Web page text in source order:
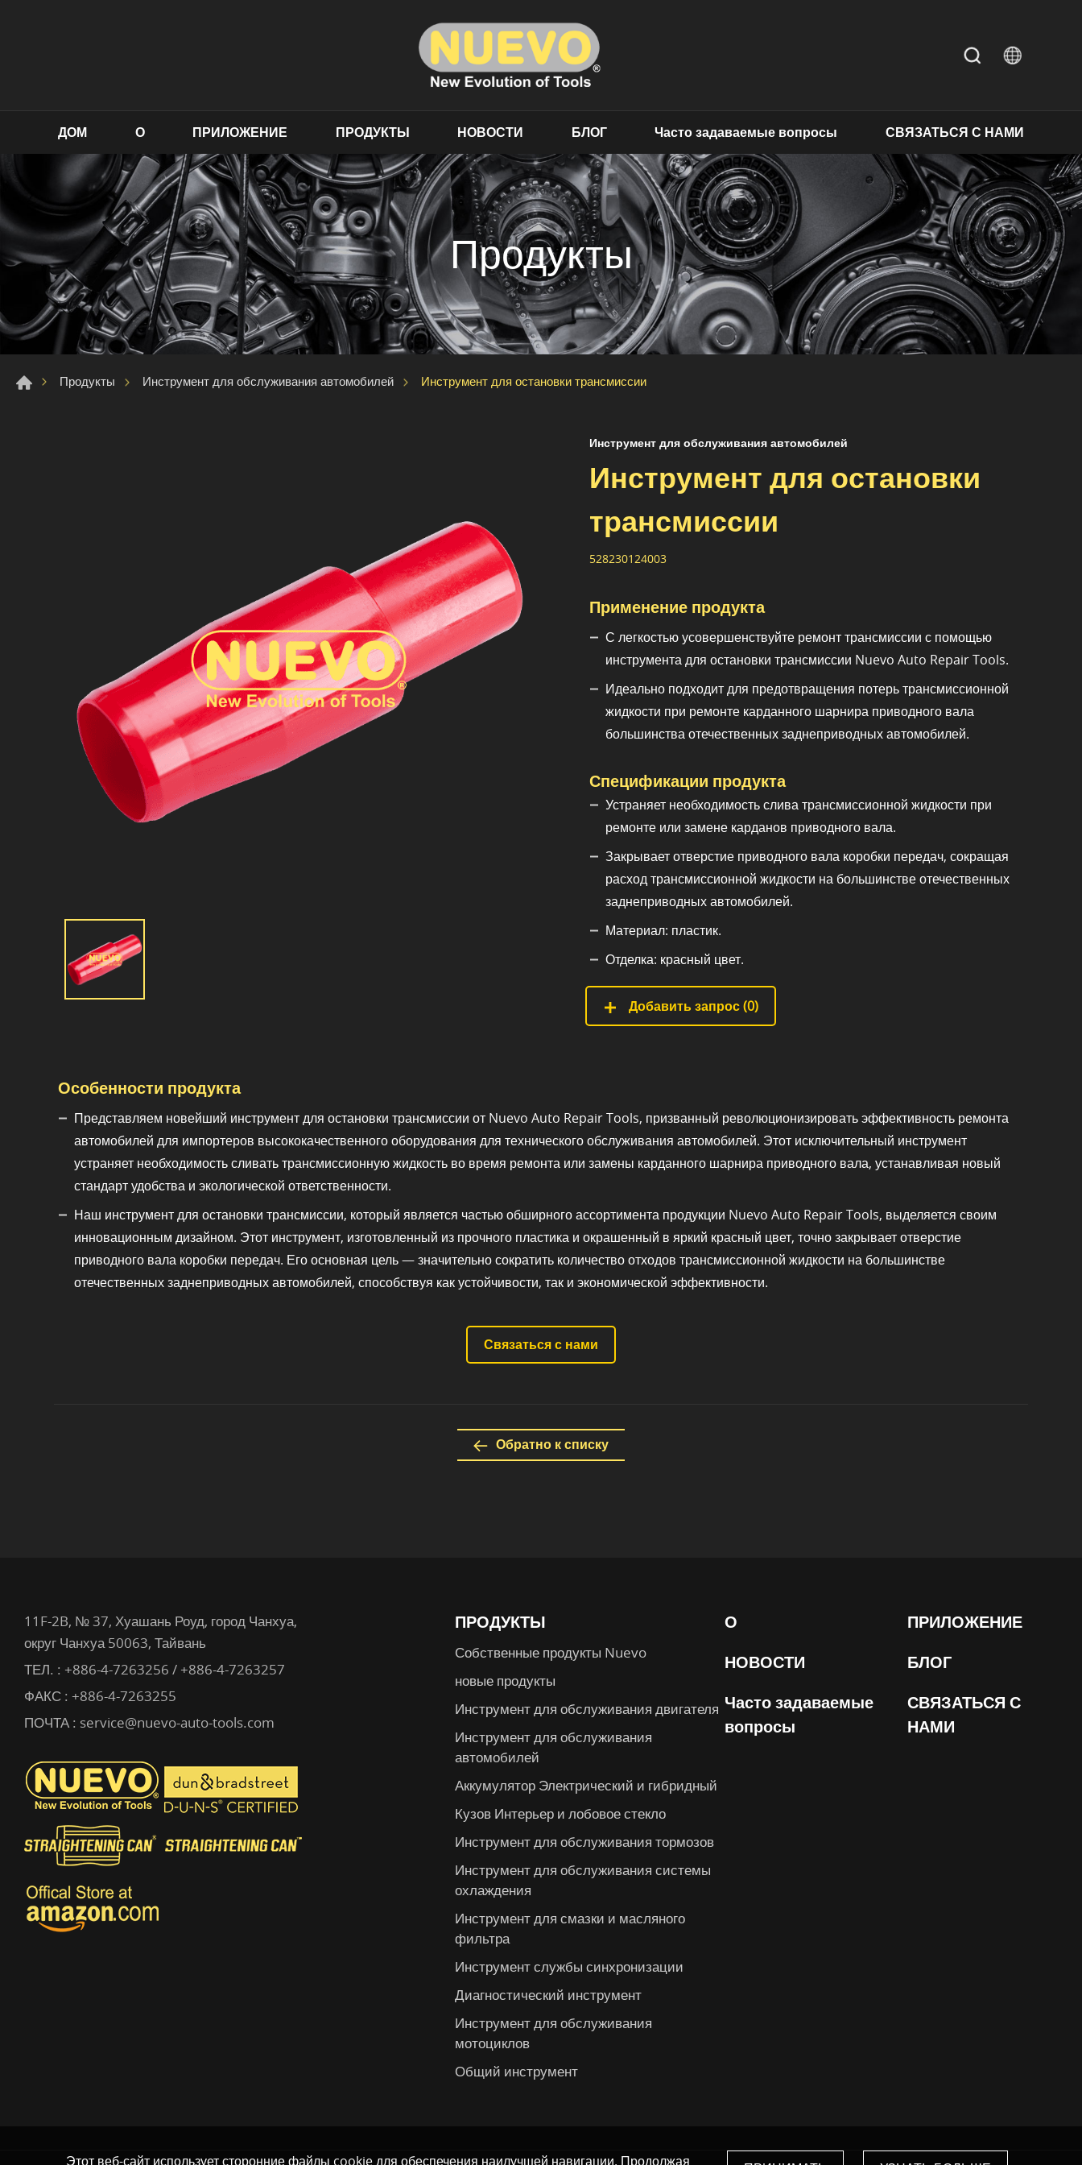
ДОМ О ПРИЛОЖЕНИЕ ПРОДУКТЫ НОВОСТИ БЛОГ Часто задаваемые вопросы СВЯЗАТЬСЯ С НАМИ
Продукты
Продукты Инструмент для обслуживания автомобилей Инструмент для остановки трансмиссии
Инструмент для обслуживания автомобилей
Инструмент для остановки
трансмиссии
528230124003
Применение продукта
С легкостью усовершенствуйте ремонт трансмиссии с помощью
инструмента для остановки трансмиссии Nuevo Auto Repair Tools.
Идеально подходит для предотвращения потерь трансмиссионной
жидкости при ремонте карданного шарнира приводного вала
большинства отечественных заднеприводных автомобилей.
Спецификации продукта
Устраняет необходимость слива трансмиссионной жидкости при
ремонте или замене карданов приводного вала.
Закрывает отверстие приводного вала коробки передач, сокращая
расход трансмиссионной жидкости на большинстве отечественных
заднеприводных автомобилей.
Материал: пластик.
Отделка: красный цвет.
Добавить запрос (0)
Особенности продукта
Представляем новейший инструмент для остановки трансмиссии от Nuevo Auto Repair Tools, призванный революционизировать эффективность ремонта
автомобилей для импортеров высококачественного оборудования для технического обслуживания автомобилей. Этот исключительный инструмент
устраняет необходимость сливать трансмиссионную жидкость во время ремонта или замены карданного шарнира приводного вала, устанавливая новый
стандарт удобства и экологической ответственности.
Наш инструмент для остановки трансмиссии, который является частью обширного ассортимента продукции Nuevo Auto Repair Tools, выделяется своим
инновационным дизайном. Этот инструмент, изготовленный из прочного пластика и окрашенный в яркий красный цвет, точно закрывает отверстие
приводного вала коробки передач. Его основная цель — значительно сократить количество отходов трансмиссионной жидкости на большинстве
отечественных заднеприводных автомобилей, способствуя как устойчивости, так и экономической эффективности.
Связаться с нами
Обратно к списку
Этот веб-сайт использует сторонние файлы cookie для обеспечения наилучшей навигации. Продолжая
ПРОДУКТЫ
Собственные продукты Nuevo
новые продукты
Инструмент для обслуживания двигателя
Инструмент для обслуживания
автомобилей
Аккумулятор Электрический и гибридный
Кузов Интерьер и лобовое стекло
Инструмент для обслуживания тормозов
Инструмент для обслуживания системы
охлаждения
Инструмент для смазки и масляного
фильтра
Инструмент службы синхронизации
Диагностический инструмент
Инструмент для обслуживания
мотоциклов
Общий инструмент
О
ПРИЛОЖЕНИЕ
НОВОСТИ
БЛОГ
Часто задаваемые
вопросы
СВЯЗАТЬСЯ С
НАМИ
11F-2B, № 37, Хуашань Роуд, город Чанхуа,
округ Чанхуа 50063, Тайвань
ТЕЛ. : +886-4-7263256 / +886-4-7263257
ФАКС : +886-4-7263255
ПОЧТА : service@nuevo-auto-tools.com